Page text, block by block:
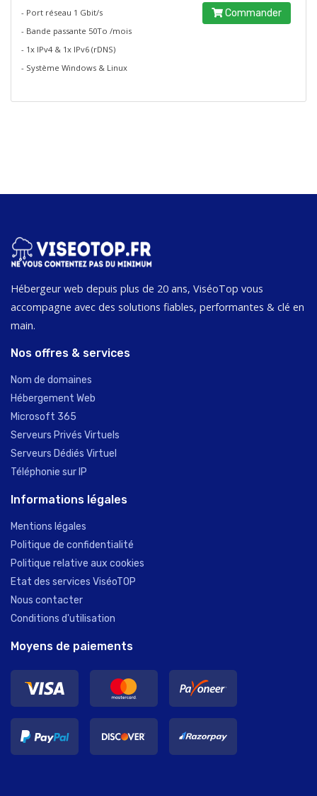
- Port réseau 1 Gbit/s
- Bande passante 50To /mois
- 1x IPv4 & 1x IPv6 (rDNS)
- Système Windows & Linux
Commander
Hébergeur web depuis plus de 20 ans, ViséoTop vous
accompagne avec des solutions fiables, performantes & clé en
main.
Nos offres & services
Nom de domaines
Hébergement Web
Microsoft 365
Serveurs Privés Virtuels
Serveurs Dédiés Virtuel
Téléphonie sur IP
Informations légales
Mentions légales
Politique de confidentialité
Politique relative aux cookies
Etat des services ViséoTOP
Nous contacter
Conditions d'utilisation
Moyens de paiements